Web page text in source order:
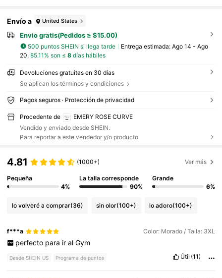
Envío a United States
Envío gratis(Pedidos ≥ $15.00)
500 puntos SHEIN si llega tarde Entrega estimada: Ago 14 - Ago
20, 85.11% son ≤ 8días hábiles
Devoluciones gratuitas en 30 días
Se aplican los términos y condiciones
Pagos seguros · Protección de privacidad
Procedente de
EMERY ROSE CURVE
Vendido y enviado desde SHEIN.
Para reportar a este vendedor y/o producto
4.81 (1000+) Ver más
Pequeña
4%
La talla corresponde
90%
Grande
6%
lo volveré a comprar(36) sin olor(100+) lo adoro(100+)
f***a Color: Morado / Talla: 3XL
perfecto para ir al Gym
Desde SHEIN US Programa de puntos Útil (11)